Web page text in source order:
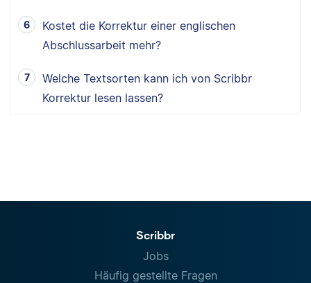
Kostet die Korrektur einer englischen
Abschlussarbeit mehr?
Welche Textsorten kann ich von Scribbr
Korrektur lesen lassen?
Scribbr
Jobs
Häufig gestellte Fragen